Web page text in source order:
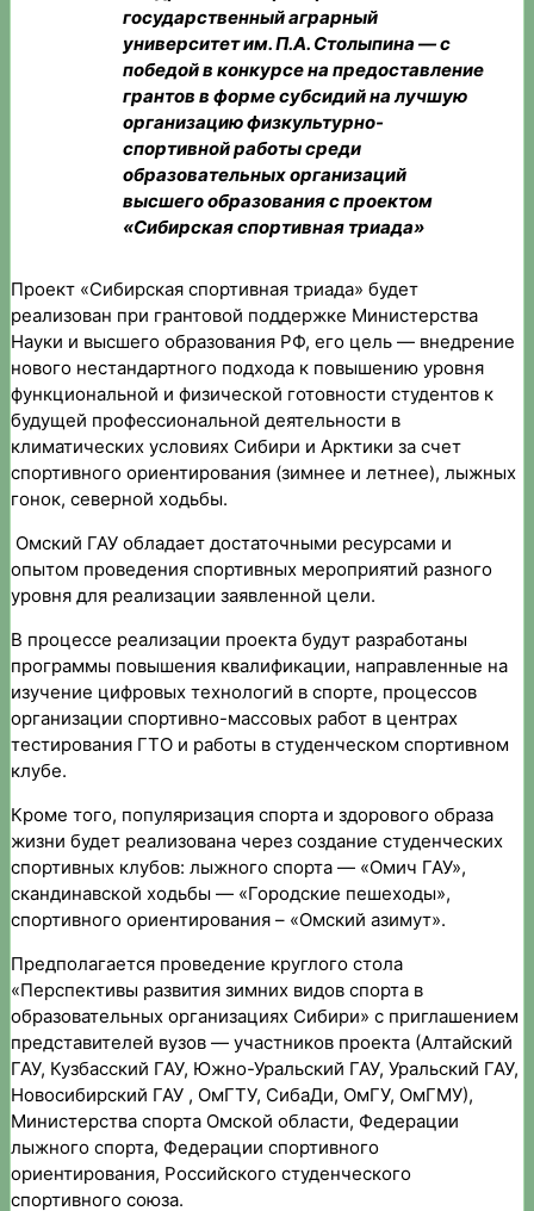
государственный аграрный
университет им. П.А. Столыпина — с
победой в конкурсе на предоставление
грантов в форме субсидий на лучшую
организацию физкультурно-
спортивной работы среди
образовательных организаций
высшего образования с проектом
«Сибирская спортивная триада»
Проект «Сибирская спортивная триада» будет
реализован при грантовой поддержке Министерства
Науки и высшего образования РФ, его цель — внедрение
нового нестандартного подхода к повышению уровня
функциональной и физической готовности студентов к
будущей профессиональной деятельности в
климатических условиях Сибири и Арктики за счет
спортивного ориентирования (зимнее и летнее), лыжных
гонок, северной ходьбы.
Омский ГАУ обладает достаточными ресурсами и
опытом проведения спортивных мероприятий разного
уровня для реализации заявленной цели.
В процессе реализации проекта будут разработаны
программы повышения квалификации, направленные на
изучение цифровых технологий в спорте, процессов
организации спортивно-массовых работ в центрах
тестирования ГТО и работы в студенческом спортивном
клубе.
Кроме того, популяризация спорта и здорового образа
жизни будет реализована через создание студенческих
спортивных клубов: лыжного спорта — «Омич ГАУ»,
скандинавской ходьбы — «Городские пешеходы»,
спортивного ориентирования – «Омский азимут».
Предполагается проведение круглого стола
«Перспективы развития зимних видов спорта в
образовательных организациях Сибири» с приглашением
представителей вузов — участников проекта (Алтайский
ГАУ, Кузбасский ГАУ, Южно-Уральский ГАУ, Уральский ГАУ,
Новосибирский ГАУ , ОмГТУ, СибаДи, ОмГУ, ОмГМУ),
Министерства спорта Омской области, Федерации
лыжного спорта, Федерации спортивного
ориентирования, Российского студенческого
спортивного союза.